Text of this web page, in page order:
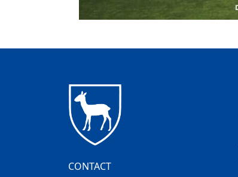
CONTACT